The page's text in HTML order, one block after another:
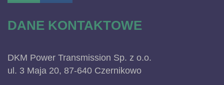
DANE KONTAKTOWE
DKM Power Transmission Sp. z o.o.
ul. 3 Maja 20, 87-640 Czernikowo